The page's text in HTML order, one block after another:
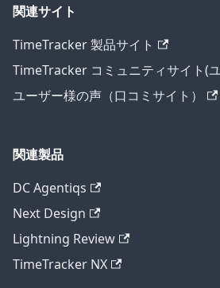
関連サイト
TimeTracker 製品サイト
TimeTracker コミュニティサイト(
ユーザー様の声（口コミサイト）
関連製品
DC Agentiqs
Next Design
Lightning Review
TimeTracker NX